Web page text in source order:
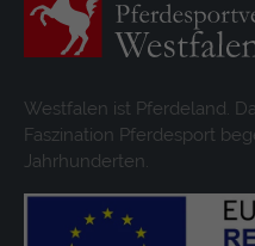
Westfalen ist Pferdeland.
Faszination Pferdesport
Jahrhunderten.